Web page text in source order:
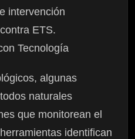
intervención
ETS.
Tecnología
algunas
naturales
que monitorean el
identifican